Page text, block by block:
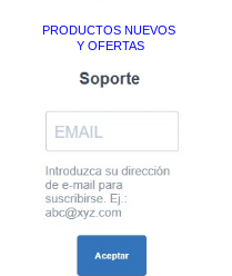
PRODUCTOS NUEVOS
Y OFERTAS